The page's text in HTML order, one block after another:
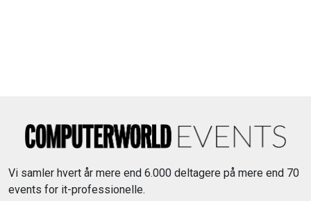
Vi samler hvert år mere end 6.000 deltagere på mere end 70
events for it-professionelle.